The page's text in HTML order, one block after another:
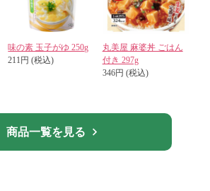
味の素 玉子がゆ 250g
211円 (税込)
丸美屋 麻婆丼 ごはん
付き 297g
346円 (税込)
商品一覧を見る